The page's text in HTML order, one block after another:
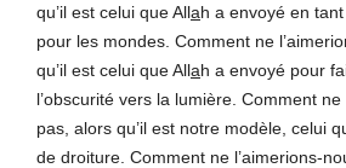
qu’il est celui que Allah a envoyé en
pour les mondes. Comment ne
qu’il est celui que Allah a envoyé pour
l’obscurité vers la lumière. Comment ne
pas, alors qu’il est notre modèle, celui
de droiture. Comment ne l’aimerions-